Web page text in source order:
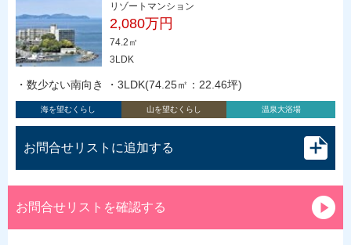
リゾートマンション
2,080万円
74.2㎡
3LDK
・数少ない南向き ・3LDK(74.25㎡：22.46坪)
海を望むくらし 山を望むくらし 温泉大浴場
お問合せリストに追加する
お問合せリストを確認する